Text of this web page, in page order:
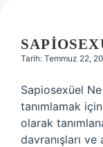
Tarih: Temmuz 22,
Sapiosexüel
tanımlamak
olarak
davranışları ve